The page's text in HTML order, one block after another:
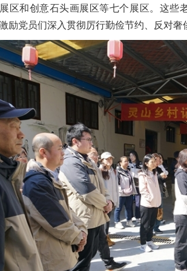
区和创意石头画展区等七个展区。这些
励党员们深入贯彻厉行勤俭节约、反对奢